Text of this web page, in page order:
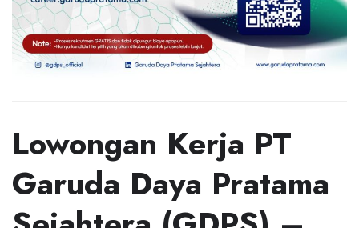
Lowongan Kerja PT
Garuda Daya Pratama